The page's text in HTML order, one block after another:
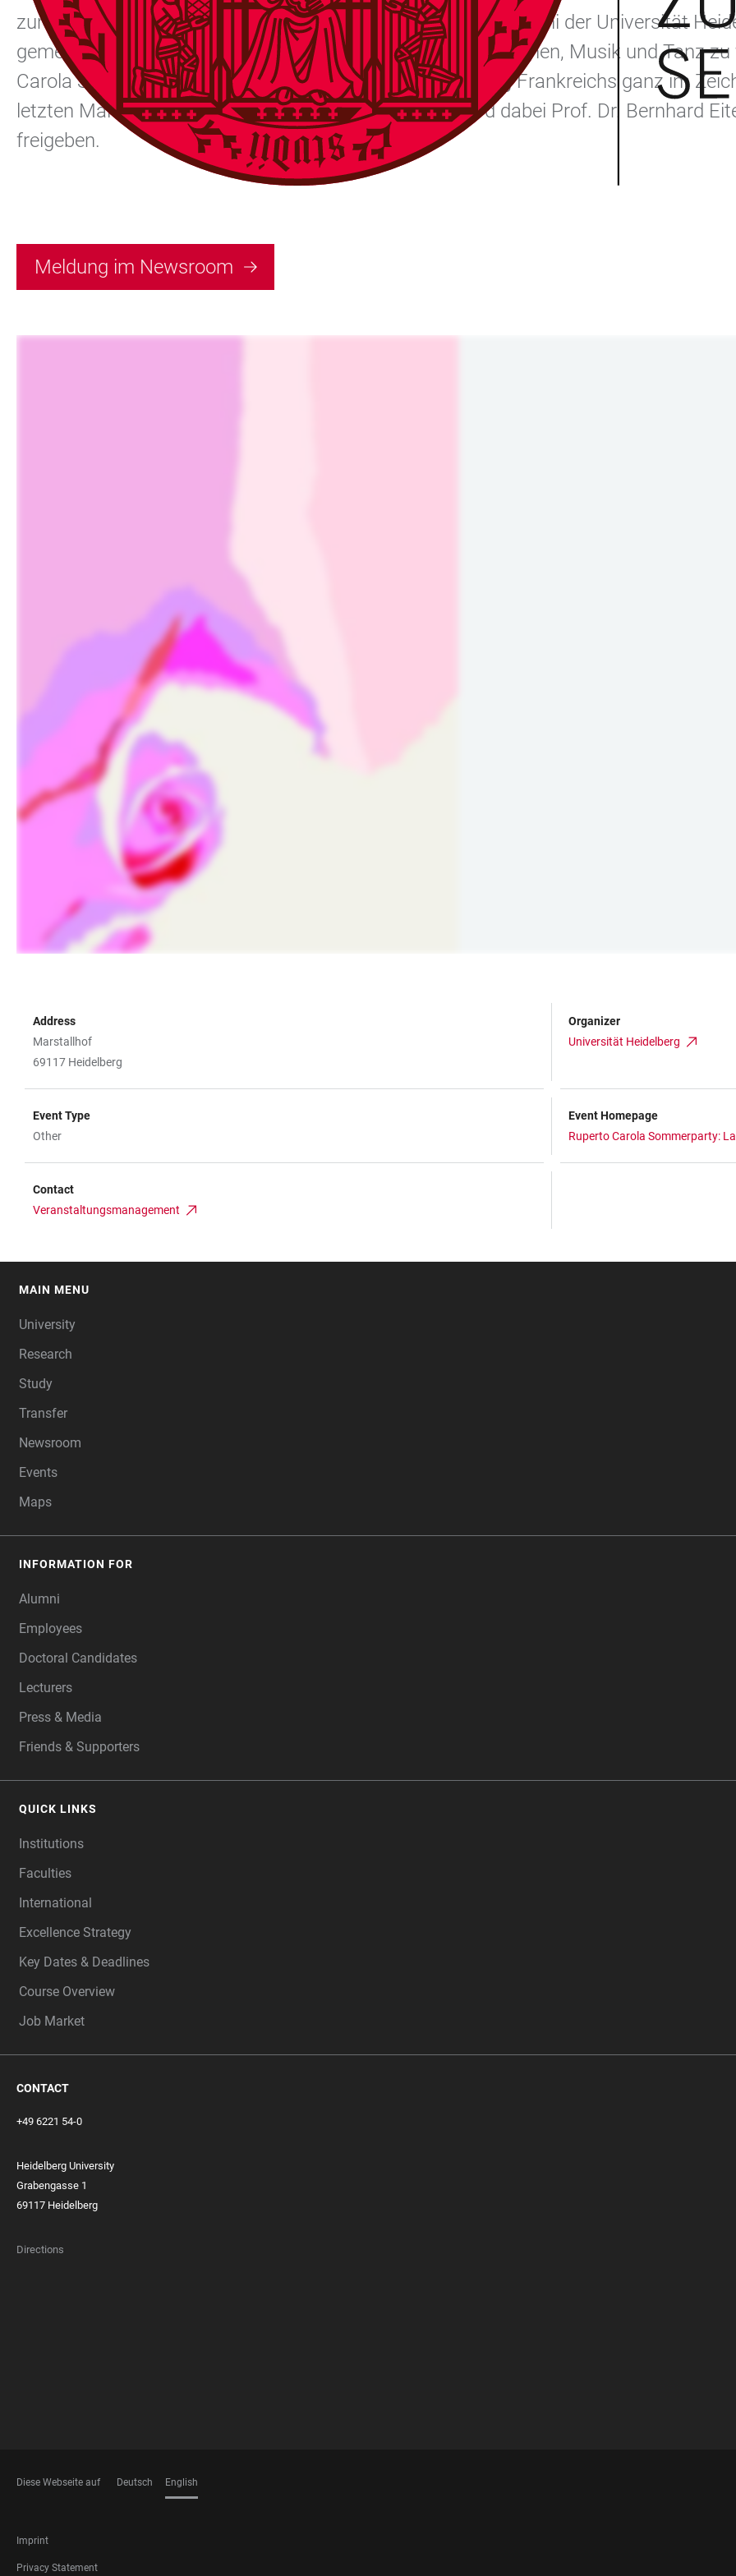
zum Treffpunkt für alle Mitglieder, Freunde, Förderer und Alumni der Universität
gemeinsam einen beschwingten Sommerabend mit Gesprächen, Musik und Tanz
Carola Sommerparty wird mit Bezug zum Nationalfeiertag Frankreichs ganz im
letzten Mal in seiner Amtszeit als Universitätsrektor wird dabei Prof. Dr. Bernhard
freigeben.
Meldung im Newsroom
Address
Marstallhof
69117 Heidelberg
Organizer
Universität Heidelberg
Event Type
Other
Event Homepage
Ruperto Carola Sommerparty:
Contact
Veranstaltungsmanagement
MAIN MENU
University
Research
Study
Transfer
Newsroom
Events
Maps
INFORMATION FOR
Alumni
Employees
Doctoral Candidates
Lecturers
Press & Media
Friends & Supporters
QUICK LINKS
Institutions
Faculties
International
Excellence Strategy
Key Dates & Deadlines
Course Overview
Job Market
CONTACT
+49 6221 54-0
Heidelberg University
Grabengasse 1
69117 Heidelberg
Directions
Diese Webseite auf Deutsch English
FOOTER
LEGAL
Imprint
Privacy Statement